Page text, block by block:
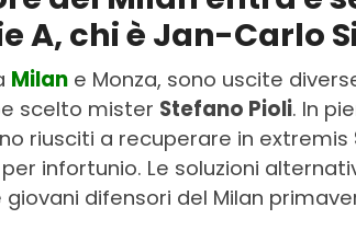
A, chi è Jan-Carlo
Milan e Monza, sono uscite
scelto mister Stefano Pioli. In
riusciti a recuperare in extremis
infortunio. Le soluzioni
difensori del Milan